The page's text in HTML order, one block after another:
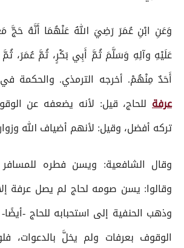
وَعَنِ ابْنِ عُمَرَ رَضِيَ اللهُ عَنْهُمَا أَنَّهُ حَجَّ
عَلَيْهِ وآلِهِ وَسَلَّمَ ثُمَّ أَبِي بَكْرٍ، ثُمَّ عُمَرَ،
أَحَدٌ مِنْهُمْ. أخرجه الترمذي. والحكمة
عرفة للحاج، قيل: لأنه يضعفه عن
تركه أفضل، وقيل: لأنهم أضياف الله
وقال الشافعية: ويسن فطره
وقالوا: يسن صومه لحاج لم يصل عرفة إلا
وذهب الحنفية إلى استحبابه للحاج -
الوقوف بعرفات ولم يخلَّ بالدعوات،